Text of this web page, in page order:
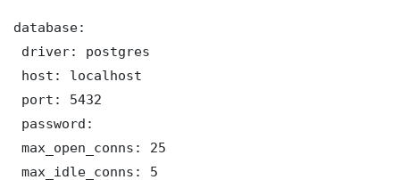
database:
driver: postgres
host: localhost
port: 5432
password:
max_open_conns: 25
max_idle_conns: 5